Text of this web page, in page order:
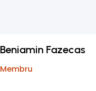
Beniamin Fazecas
Membru